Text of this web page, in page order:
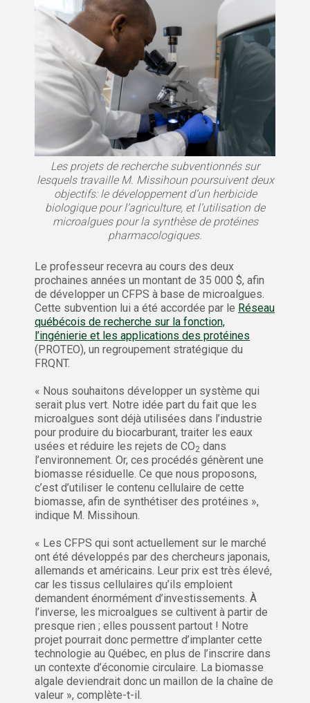
Les projets de recherche subventionnés sur
lesquels travaille M. Missihoun poursuivent deux
objectifs: le développement d’un herbicide
biologique pour l’agriculture, et l’utilisation de
microalgues pour la synthèse de protéines
pharmacologiques.
Le professeur recevra au cours des deux
prochaines années un montant de 35 000 $, afin
de développer un CFPS à base de microalgues.
Cette subvention lui a été accordée par le Réseau
québécois de recherche sur la fonction,
l’ingénierie et les applications des protéines
(PROTEO), un regroupement stratégique du
FRQNT.
« Nous souhaitons développer un système qui
serait plus vert. Notre idée part du fait que les
microalgues sont déjà utilisées dans l’industrie
pour produire du biocarburant, traiter les eaux
usées et réduire les rejets de CO2 dans
l’environnement. Or, ces procédés génèrent une
biomasse résiduelle. Ce que nous proposons,
c’est d’utiliser le contenu cellulaire de cette
biomasse, afin de synthétiser des protéines »,
indique M. Missihoun.
« Les CFPS qui sont actuellement sur le marché
ont été développés par des chercheurs japonais,
allemands et américains. Leur prix est très élevé,
car les tissus cellulaires qu’ils emploient
demandent énormément d’investissements. À
l’inverse, les microalgues se cultivent à partir de
presque rien ; elles poussent partout ! Notre
projet pourrait donc permettre d’implanter cette
technologie au Québec, en plus de l’inscrire dans
un contexte d’économie circulaire. La biomasse
algale deviendrait donc un maillon de la chaîne de
valeur », complète-t-il.